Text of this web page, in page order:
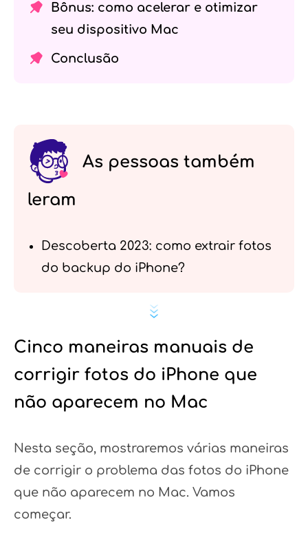
Bônus: como acelerar e otimizar
seu dispositivo Mac
Conclusão
As pessoas também
leram
Descoberta 2023: como extrair fotos
do backup do iPhone?
Cinco maneiras manuais de
corrigir fotos do iPhone que
não aparecem no Mac
Nesta seção, mostraremos várias maneiras
de corrigir o problema das fotos do iPhone
que não aparecem no Mac. Vamos
começar.